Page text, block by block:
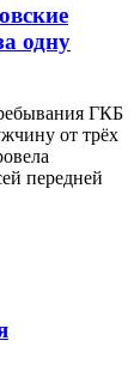
одну
ГКБ
от трёх
передней